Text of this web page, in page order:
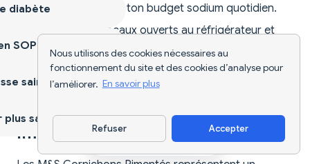
Nous utilisons des cookies nécessaires au
fonctionnement du site et des cookies d’analyse pour
l’améliorer. En savoir plus
Refuser Accepter
le en compte dans ton budget sodium quotidien.
Conserve les bocaux ouverts au réfrigérateur et
consomme-les dans les 4 semaines suivant
l'ouverture, comme indiqué sur l'étiquette.
Importance culturelle
Télécharger l'appli
diabète
SOPK
saine
sain